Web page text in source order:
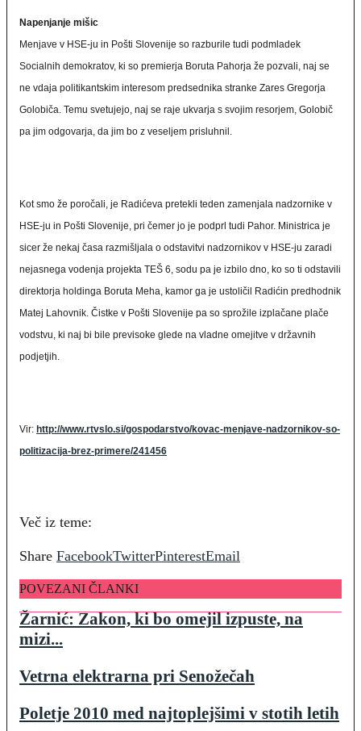
Napenjanje mišic
Menjave v HSE-ju in Pošti Slovenije so razburile tudi podmladek
Socialnih demokratov, ki so premierja Boruta Pahorja že pozvali, naj se
ne vdaja politikantskim interesom predsednika stranke Zares Gregorja
Golobiča. Temu svetujejo, naj se raje ukvarja s svojim resorjem, Golobič
pa jim odgovarja, da jim bo z veseljem prisluhnil.
Kot smo že poročali, je Radićeva pretekli teden zamenjala nadzornike v
HSE-ju in Pošti Slovenije, pri čemer jo je podprl tudi Pahor. Ministrica je
sicer že nekaj časa razmišljala o odstavitvi nadzornikov v HSE-ju zaradi
nejasnega vodenja projekta TEŠ 6, sodu pa je izbilo dno, ko so ti odstavili
direktorja holdinga Boruta Meha, kamor ga je ustoličil Radićin predhodnik
Matej Lahovnik. Čistke v Pošti Slovenije pa so sprožile izplačane plače
vodstvu, ki naj bi bile previsoke glede na vladne omejitve v državnih
podjetjih.
Vir: http://www.rtvslo.si/gospodarstvo/kovac-menjave-nadzornikov-so-
politizacija-brez-primere/241456
Več iz teme:
Share FacebookTwitterPinterestEmail
POVEZANI ČLANKI
Žarnić: Zakon, ki bo omejil izpuste, na
mizi...
Vetrna elektrarna pri Senožečah
Poletje 2010 med najtoplejšimi v stotih letih